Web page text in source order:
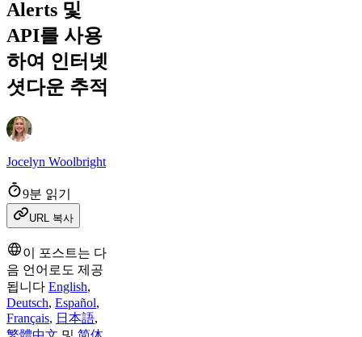
Alerts 및
API를 사용
하여 인터넷
셧다운 추적
Jocelyn Woolbright
9분 읽기
URL 복사
이 포스트는 다
음 언어로도 제공
됩니다 English,
Deutsch, Español,
Français, 日本語,